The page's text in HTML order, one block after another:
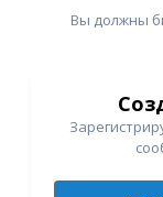
Вы должны